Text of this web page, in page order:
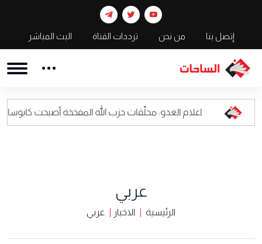
إتصل بنا من نحن ترددات القناة البث المباشر
اعلام العدو: محلّقات حزب الله المفخخة أصبحت كابوسا للقيادة
عربي
الرئيسية الاخبار عربي